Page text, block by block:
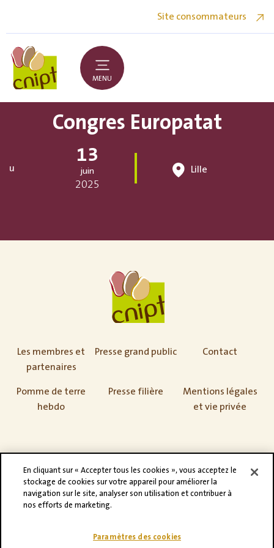
Site consommateurs
MENU
Congres Europatat
au
13
juin
2025
Lille
Les membres et
partenaires
Presse grand public Contact
Pomme de terre
hebdo
Presse filière
Mentions légales
et vie privée
En cliquant sur « Accepter tous les cookies », vous acceptez le
stockage de cookies sur votre appareil pour améliorer la
navigation sur le site, analyser son utilisation et contribuer à
nos efforts de marketing.
Paramètres des cookies